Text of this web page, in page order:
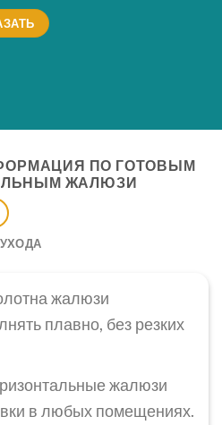
ПО ГОТОВЫМ
ЖАЛЮЗИ
жалюзи
плавно, без резких
жалюзи
в любых помещениях.